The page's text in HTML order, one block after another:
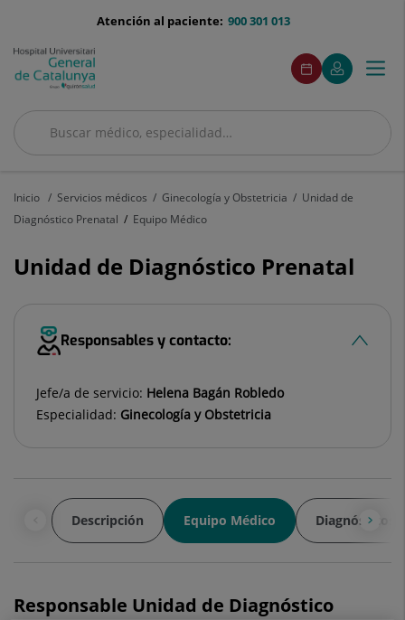
menu-
900 301 013
Atención al paciente:
Buscar
Buscar
menuAcceso
Pedir
cita
Este
enlace
se
en
Mi
Quirónsalud
Este
enlace
se
en
ventana
Menú
Inicio Servicios médicos Ginecología y Obstetricia
Unidad de
Diagnóstico Prenatal
Equipo Médico
Unidad de Diagnóstico Prenatal
Responsables y contacto:
Jefe/a de servicio: Helena Bagán Robledo
Especialidad: Ginecología y Obstetricia
Descripción Equipo Médico Diagnósticos
Responsable Unidad de Diagnóstico